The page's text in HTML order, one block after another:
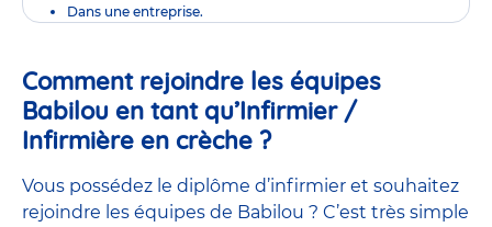
Dans une entreprise.
Comment rejoindre les équipes
Babilou en tant qu’Infirmier /
Infirmière en crèche ?
Vous possédez le diplôme d’infirmier et souhaitez
rejoindre les équipes de Babilou ? C’est très simple